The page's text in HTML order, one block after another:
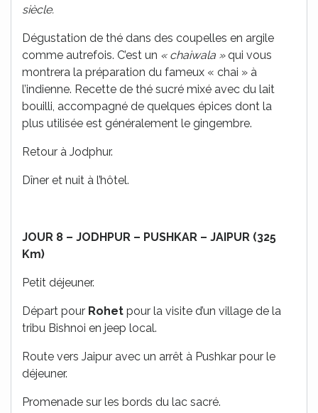
siècle.
Dégustation de thé dans des coupelles en argile
comme autrefois. C’est un « chaiwala »qui vous
montrera la préparation du fameux « chai » à
l’indienne. Recette de thé sucré mixé avec du lait
bouilli, accompagné de quelques épices dont la
plus utilisée est généralement le gingembre.
Retour à Jodphur.
Dîner et nuit à l’hôtel.
JOUR 8 – JODHPUR – PUSHKAR – JAIPUR (325
Km)
Petit déjeuner.
Départ pour Rohet pour la visite d’un village de la
tribu Bishnoi en jeep local.
Route vers Jaipur avec un arrêt à Pushkar pour le
déjeuner.
Promenade sur les bords du lac sacré.